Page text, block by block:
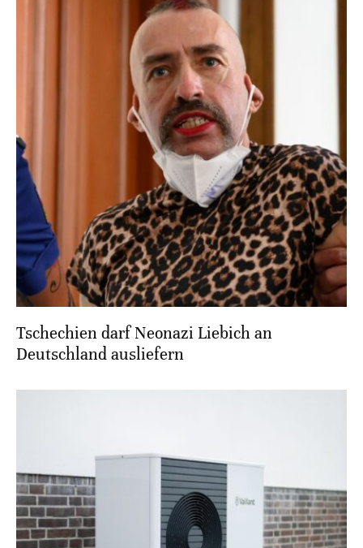
Tschechien darf Neonazi Liebich an
Deutschland ausliefern